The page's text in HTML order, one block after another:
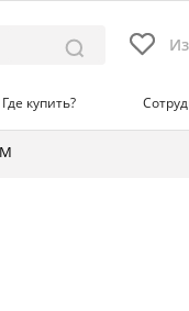
Где купить?